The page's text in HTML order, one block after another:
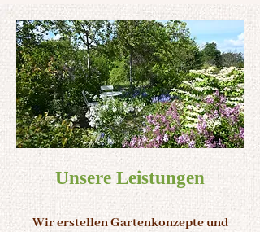
Unsere Leistungen
Wir erstellen Gartenkonzepte und